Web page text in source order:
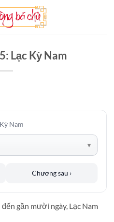
Lạc Kỳ Nam
Nam
Chương sau ›
gần mười ngày, Lạc Nam